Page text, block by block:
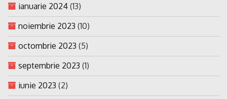
ianuarie 2024 (13)
noiembrie 2023 (10)
octombrie 2023 (5)
septembrie 2023 (1)
iunie 2023 (2)